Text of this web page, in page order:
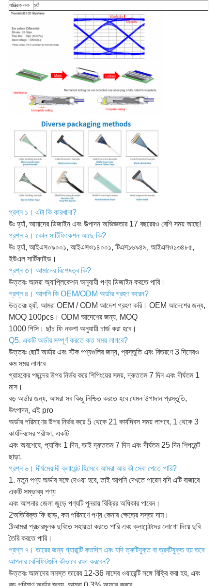
যান্ত্রিক লক হ্যাঁ
প্রশ্ন ১। এটা কি কারখানা?
উঃ হ্যাঁ, আমাদের ডিজাইন এবং উত্পাদন অভিজ্ঞতার 17 বছরেরও বেশি সময় আছে!
প্রশ্ন ২। কোন সার্টিফিকেশন আছে কি?
উঃ হ্যাঁ, আইএস০৯০০১, আইএসও১৪০০১, টিএস১৬৯৪৯, আইএসও১৩৪৮৫,
ইউএল সার্টিফাইড।
প্রশ্ন ৩। আমাদের বিশেষত্ব কি?
উত্তরঃ আমরা অ্যাপ্লিকেশন অনুযায়ী পণ্য ডিজাইন করতে পারি।
প্রশ্ন ৪। আপনি কি OEM/ODM অর্ডার গ্রহণ করেন?
উত্তরঃ হ্যাঁ, আমরা OEM / ODM আদেশ গ্রহণ করি। OEM আদেশের জন্য,
MOQ 100pcs। ODM আদেশের জন্য, MOQ
1000 পিসি। ছাঁচ ফি নকশা অনুযায়ী চার্জ করা হবে।
Q5. একটি অর্ডার সম্পূর্ণ করতে কত সময় লাগবে?
উত্তরঃ ছোট অর্ডার এবং স্টক পণ্যগুলির জন্য, প্রস্তুতি এবং বিতরণে 3 দিনেরও
কম সময় লাগবে
গ্রাহকের পছন্দের উপর নির্ভর করে শিপিংয়ের সময়, দ্রুততম 7 দিন এবং দীর্ঘতম 1
মাস।
বড় অর্ডার জন্য, আমরা সব কিছু নিশ্চিত করতে হবে যেমন উপাদান প্রস্তুতি,
উৎপাদন, এই pro
অর্ডার পরিমাণের উপর নির্ভর করে 5 থেকে 21 কার্যদিবস সময় লাগবে, 1 থেকে 3
কার্যদিবসের পরীক্ষা, একটি
এবং অবশেষে, প্যাকিং 1 দিন, তাই দ্রুততম 7 দিন এবং দীর্ঘতম 25 দিন শিপমেন্ট
ছাড়া.
প্রশ্ন ৬। দীর্ঘমেয়াদী ক্লায়েন্ট হিসেবে আমরা আর কী সেবা পেতে পারি?
1. নতুন পণ্য অর্ডার সঙ্গে দেওয়া হবে, তাই আপনি দেখতে পারেন যদি এটি বাজারে
একটি সম্ভাব্য পণ্য
এবং আপনার জেলা জুড়ে পণ্যটি পুনরায় বিক্রির অধিকার পাবেন।
2অতিরিক্ত ফি ছাড়, কম পরিমাণে পণ্য কেনার ক্ষেত্রে সস্তা দাম।
3আমরা প্রচারমূলক ছবিতে সহায়তা করতে পারি এবং ক্লায়েন্টদের লোগো দিয়ে ছবি
তৈরি করতে পারি।
প্রশ্ন ৭। তারের জন্য গ্যারান্টি কতদিন এবং যদি ত্রুটিযুক্ত বা ত্রুটিযুক্ত হয় তবে
আপনার বেনিফিটগুলি কীভাবে রক্ষা করবেন?
উত্তরঃ আমাদের সমস্ত তারের 12-36 মাসের ওয়ারেন্টি সঙ্গে বিক্রি করা হয়, এবং